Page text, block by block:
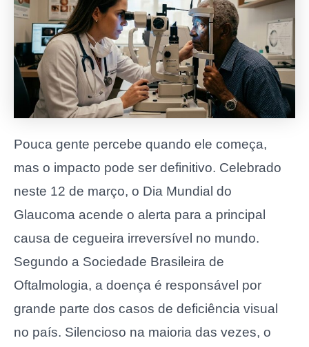
Pouca gente percebe quando ele começa,
mas o impacto pode ser definitivo. Celebrado
neste 12 de março, o Dia Mundial do
Glaucoma acende o alerta para a principal
causa de cegueira irreversível no mundo.
Segundo a Sociedade Brasileira de
Oftalmologia, a doença é responsável por
grande parte dos casos de deficiência visual
no país. Silencioso na maioria das vezes, o